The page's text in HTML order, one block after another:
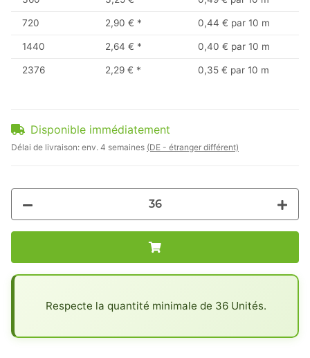
720 2,90 € * 0,44 € par 10 m
1440 2,64 € * 0,40 € par 10 m
2376 2,29 € * 0,35 € par 10 m
Disponible immédiatement
Délai de livraison: env. 4 semaines (DE - étranger différent)
Respecte la quantité minimale de 36 Unités.